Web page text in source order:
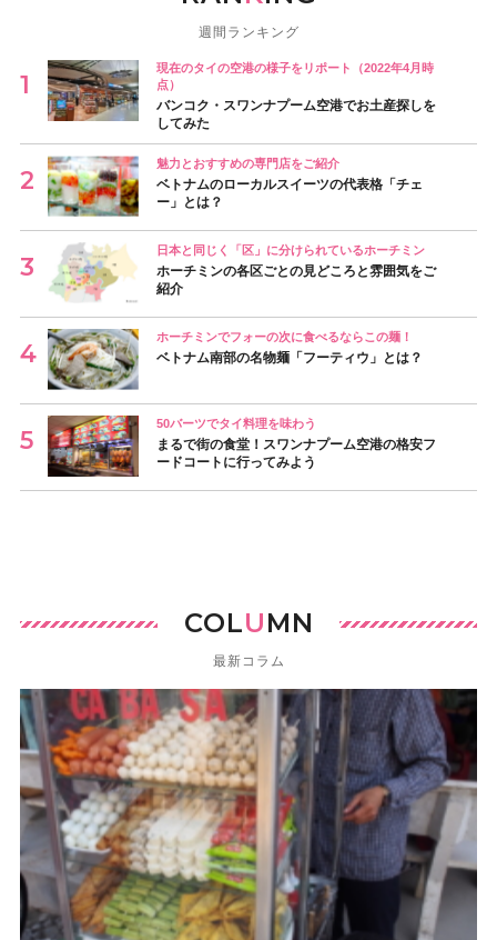
週間ランキング
現在のタイの空港の様子をリポート（2022年4月時
点）
バンコク・スワンナプーム空港でお土産探しを
してみた
魅力とおすすめの専門店をご紹介
ベトナムのローカルスイーツの代表格「チェ
ー」とは？
日本と同じく「区」に分けられているホーチミン
ホーチミンの各区ごとの見どころと雰囲気をご
紹介
ホーチミンでフォーの次に食べるならこの麺！
ベトナム南部の名物麺「フーティウ」とは？
50バーツでタイ料理を味わう
まるで街の食堂！スワンナプーム空港の格安フ
ードコートに行ってみよう
COLUMN
最新コラム